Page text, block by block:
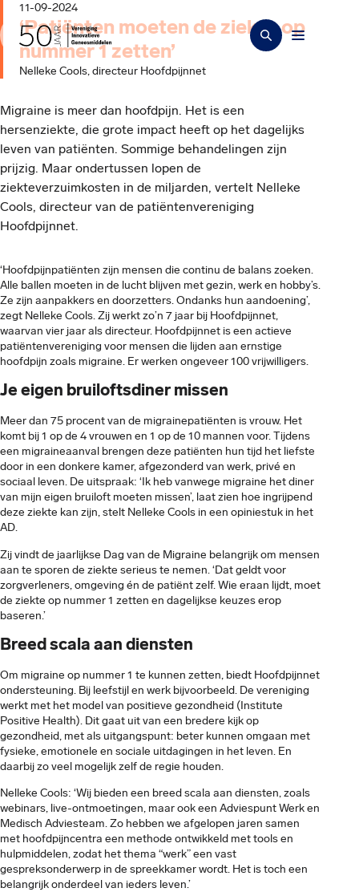
11-09-2024
‘Patiënten moeten de ziekte op
nummer 1 zetten’
Nelleke Cools, directeur Hoofdpijnnet
Migraine is meer dan hoofdpijn. Het is een
hersenziekte, die grote impact heeft op het dagelijks
leven van patiënten. Sommige behandelingen zijn
prijzig. Maar ondertussen lopen de
ziekteverzuimkosten in de miljarden, vertelt Nelleke
Cools, directeur van de patiëntenvereniging
Hoofdpijnnet.
‘Hoofdpijnpatiënten zijn mensen die continu de balans zoeken.
Alle ballen moeten in de lucht blijven met gezin, werk en hobby’s.
Ze zijn aanpakkers en doorzetters. Ondanks hun aandoening’,
zegt Nelleke Cools. Zij werkt zo’n 7 jaar bij Hoofdpijnnet,
waarvan vier jaar als directeur. Hoofdpijnnet is een actieve
patiëntenvereniging voor mensen die lijden aan ernstige
hoofdpijn zoals migraine. Er werken ongeveer 100 vrijwilligers.
Je eigen bruiloftsdiner missen
Meer dan 75 procent van de migrainepatiënten is vrouw. Het
komt bij 1 op de 4 vrouwen en 1 op de 10 mannen voor. Tijdens
een migraineaanval brengen deze patiënten hun tijd het liefste
door in een donkere kamer, afgezonderd van werk, privé en
sociaal leven. De uitspraak: ‘Ik heb vanwege migraine het diner
van mijn eigen bruiloft moeten missen’, laat zien hoe ingrijpend
deze ziekte kan zijn, stelt Nelleke Cools in een opiniestuk in het
AD.
Zij vindt de jaarlijkse Dag van de Migraine belangrijk om mensen
aan te sporen de ziekte serieus te nemen. ‘Dat geldt voor
zorgverleners, omgeving én de patiënt zelf. Wie eraan lijdt, moet
de ziekte op nummer 1 zetten en dagelijkse keuzes erop
baseren.’
Breed scala aan diensten
Om migraine op nummer 1 te kunnen zetten, biedt Hoofdpijnnet
ondersteuning. Bij leefstijl en werk bijvoorbeeld. De vereniging
werkt met het model van positieve gezondheid (Institute
Positive Health). Dit gaat uit van een bredere kijk op
gezondheid, met als uitgangspunt: beter kunnen omgaan met
fysieke, emotionele en sociale uitdagingen in het leven. En
daarbij zo veel mogelijk zelf de regie houden.
Nelleke Cools: ‘Wij bieden een breed scala aan diensten, zoals
webinars, live-ontmoetingen, maar ook een Adviespunt Werk en
Medisch Adviesteam. Zo hebben we afgelopen jaren samen
met hoofdpijncentra een methode ontwikkeld met tools en
hulpmiddelen, zodat het thema “werk” een vast
gespreksonderwerp in de spreekkamer wordt. Het is toch een
belangrijk onderdeel van ieders leven.’